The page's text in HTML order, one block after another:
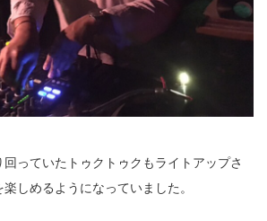
っていたトゥクトゥクもライトアップさ
しめるようになっていました。